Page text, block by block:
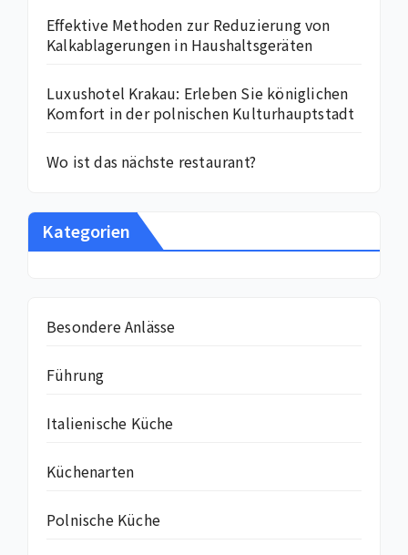
Effektive Methoden zur Reduzierung von
Kalkablagerungen in Haushaltsgeräten
Luxushotel Krakau: Erleben Sie königlichen
Komfort in der polnischen Kulturhauptstadt
Wo ist das nächste restaurant?
Kategorien
Besondere Anlässe
Führung
Italienische Küche
Küchenarten
Polnische Küche